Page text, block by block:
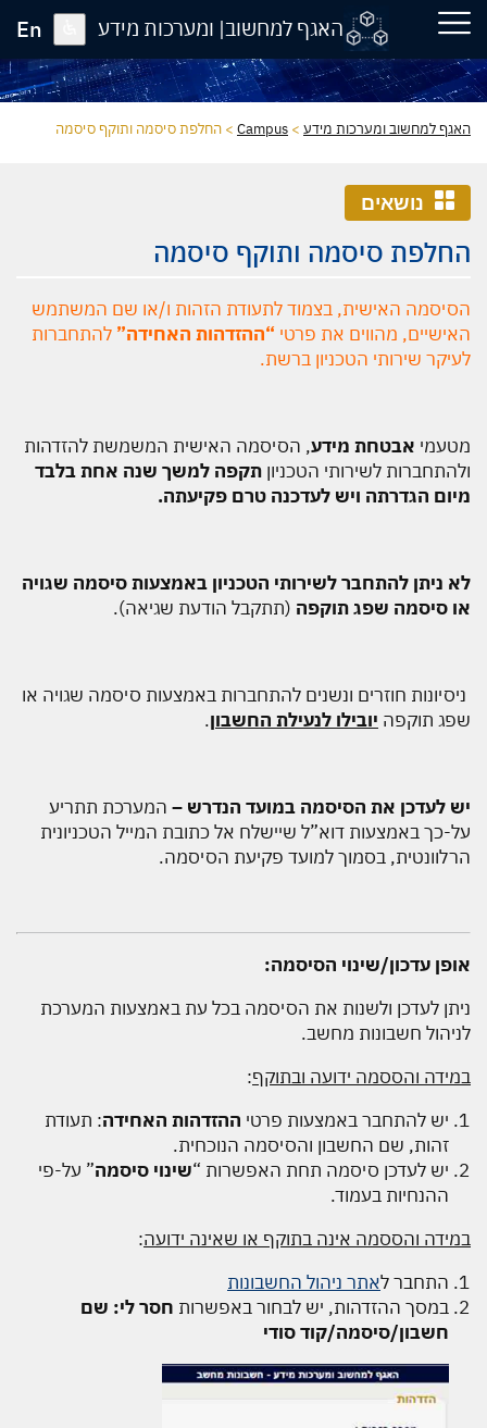
האגף למחשוב| ומערכות מידע En
האגף למחשוב ומערכות מידע >
Campus
> החלפת סיסמה ותוקף סיסמה
נושאים
החלפת סיסמה ותוקף סיסמה
הסיסמה האישית, בצמוד לתעודת הזהות ו/או שם המשתמש
האישיים, מהווים את פרטי “ההזדהות האחידה” להתחברות
לעיקר שירותי הטכניון ברשת.
מטעמי אבטחת מידע, הסיסמה האישית המשמשת להזדהות
ולהתחברות לשירותי הטכניון תקפה למשך שנה אחת בלבד
מיום הגדרתה ויש לעדכנה טרם פקיעתה.
לא ניתן להתחבר לשירותי הטכניון באמצעות סיסמה שגויה
או סיסמה שפגתוקפה (תתקבל הודעת שגיאה).
ניסיונות חוזרים ונשנים להתחברות באמצעות סיסמה שגויה או
שפג תוקפה יובילו לנעילת החשבון.
יש לעדכן את הסיסמה במועד הנדרש – המערכת תתריע
על-כך באמצעות דוא”ל שיישלח אל כתובת המייל הטכניונית
הרלוונטית, בסמוך למועד פקיעת הסיסמה.
אופן עדכון/שינוי הסיסמה:
ניתן לעדכן ולשנות את הסיסמה בכל עת באמצעות המערכת
לניהול חשבונות מחשב.
במידה והססמה ידועה ובתוקף:
יש להתחבר באמצעות פרטי ההזדהות האחידה: תעודת
זהות, שם החשבון והסיסמה הנוכחית.
יש לעדכן סיסמה תחת האפשרות “שינוי סיסמה” על-פי
ההנחיות בעמוד.
במידה והססמה אינה בתוקף או שאינה ידועה:
התחבר לאתר ניהול החשבונות
במסך ההזדהות, יש לבחור באפשרות חסר לי: שם
חשבון/סיסמה/קוד סודי